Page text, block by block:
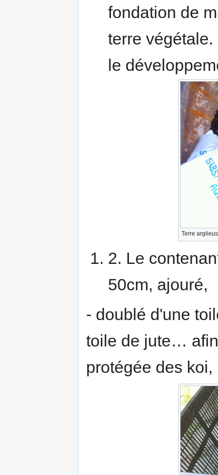
fondation de
terre
le
Terre
2. Le
50cm, ajouré,
- doublé d'une
toile de jute…
protégée des koi,